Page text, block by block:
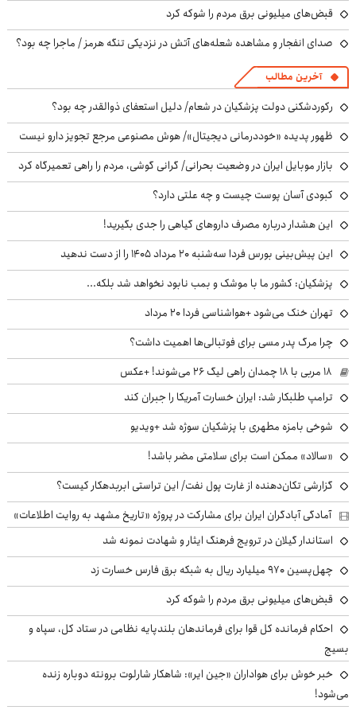
قبض‌های میلیونی برق مردم را شوکه کرد
صدای انفجار و مشاهده شعله‌های آتش در نزدیکی تنگه هرمز / ماجرا چه بود؟
آخرین مطالب
رکوردشکنی دولت پزشکیان در شعام/ دلیل استعفای ذوالقدر چه بود؟
ظهور پدیده «خوددرمانی دیجیتال»/ هوش مصنوعی مرجع تجویز دارو نیست
بازار موبایل ایران در وضعیت بحرانی/ گرانی گوشی، مردم را راهی تعمیرگاه کرد
کبودی آسان پوست چیست و چه علتی دارد؟
این هشدار درباره مصرف داروهای گیاهی را جدی بگیرید!
این پیش‌بینی بورس فردا سه‌شنبه ۲۰ مرداد ۱۴۰۵ را از دست ندهید
پزشکیان: کشور ما با موشک و بمب نابود نخواهد شد بلکه...
تهران خنک می‌شود +هواشناسی فردا ۲۰ مرداد
چرا مرگ پدر مسی برای فوتبالی‌ها اهمیت داشت؟
۱۸ مربی با ۱۸ چمدان راهی لیگ ۲۶ می‌شوند! +عکس
ترامپ طلبکار شد: ایران خسارت آمریکا را جبران کند
شوخی بامزه مطهری با پزشکیان سوژه شد +ویدیو
«سالاد» ممکن است برای سلامتی مضر باشد!
گزارشی تکان‌دهنده از غارت پول نفت/ این تراستی ابربدهکار کیست؟
آمادگی آبادگران ایران برای مشارکت در پروژه «تاریخ مشهد به روایت اطلاعات»
استاندار گیلان در ترویج فرهنگ ایثار و شهادت نمونه شد
چهل‌پسین ۹۷۰ میلیارد ریال به شبکه برق فارس خسارت زد
قبض‌های میلیونی برق مردم را شوکه کرد
احکام فرمانده کل قوا برای فرماندهان بلندپایه نظامی در ستاد کل، سپاه و
بسیج
خبر خوش برای هواداران «جین ایر»: شاهکار شارلوت برونته دوباره زنده
می‌شود!